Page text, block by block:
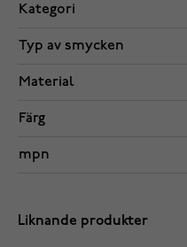
Kategori
Typ av smycken
Material
Färg
mpn
Liknande produkter